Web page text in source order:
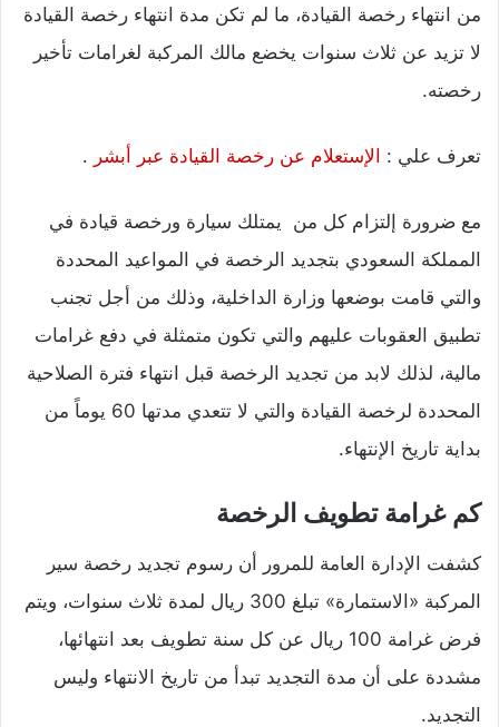
من انتهاء رخصة القيادة، ما لم تكن مدة انتهاء رخصة القيادة
لا تزيد عن ثلاث سنوات يخضع مالك المركبة لغرامات تأخير
رخصته.
تعرف علي : الإستعلام عن رخصة القيادة عبر أبشر .
مع ضرورة إلتزام كل من يمتلك سيارة ورخصة قيادة في
المملكة السعودي بتجديد الرخصة في المواعيد المحددة
والتي قامت بوضعها وزارة الداخلية، وذلك من أجل تجنب
تطبيق العقوبات عليهم والتي تكون متمثلة في دفع غرامات
مالية، لذلك لابد من تجديد الرخصة قبل انتهاء فترة الصلاحية
المحددة لرخصة القيادة والتي لا تتعدي مدتها 60 يوماً من
بداية تاريخ الإنتهاء.
كم غرامة تطويف الرخصة
كشفت الإدارة العامة للمرور أن رسوم تجديد رخصة سير
المركبة «الاستمارة» تبلغ 300 ريال لمدة ثلاث سنوات، ويتم
فرض غرامة 100 ريال عن كل سنة تطويف بعد انتهائها،
مشددة على أن مدة التجديد تبدأ من تاريخ الانتهاء وليس
التجديد.